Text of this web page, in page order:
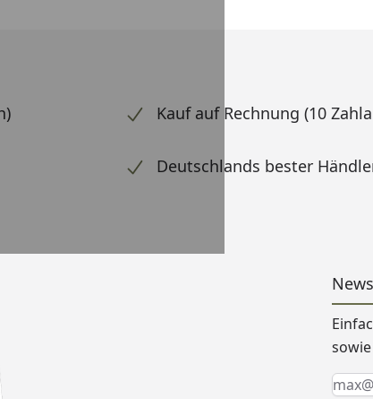
Kauf auf Rechnung (10
Deutschlands bester
sowie
E-